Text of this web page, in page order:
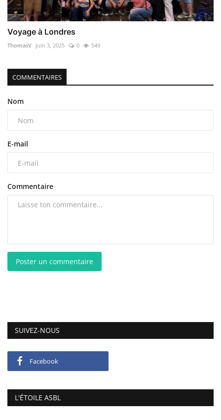
Voyage à Londres
ThomasV Juin 3, 2025 0 549
COMMENTAIRES
Nom
E-mail
Commentaire
Poster un commentaire
SUIVEZ-NOUS
Facebook
L'ÉTOILE ASBL